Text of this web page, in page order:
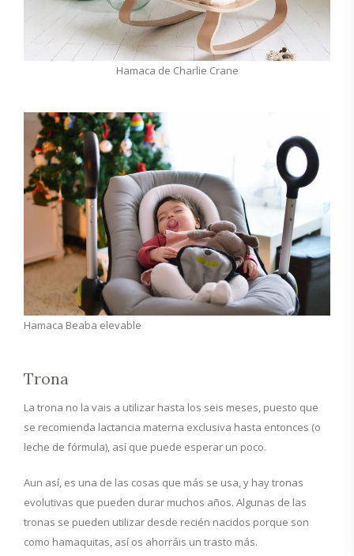
Hamaca de Charlie Crane
Hamaca Beaba elevable
Trona
La trona no la vais a utilizar hasta los seis meses, puesto que
se recomienda lactancia materna exclusiva hasta entonces (o
leche de fórmula), así que puede esperar un poco.
Aun así, es una de las cosas que más se usa, y hay tronas
evolutivas que pueden durar muchos años. Algunas de las
tronas se pueden utilizar desde recién nacidos porque son
como hamaquitas, así os ahorráis un trasto más.